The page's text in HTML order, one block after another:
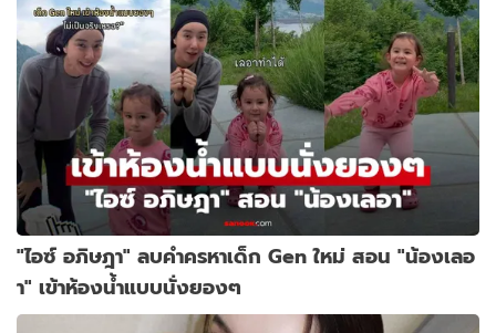
"ไอซ์ อภิษฎา" ลบคำครหาเด็ก Gen ใหม่ สอน "น้องเลอ
า" เข้าห้องน้ำแบบนั่งยองๆ